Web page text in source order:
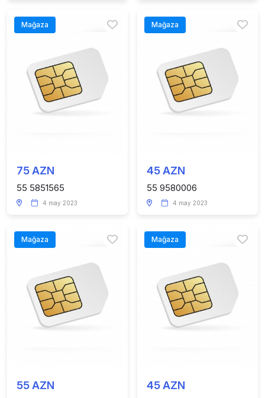
Mağaza
75 AZN
55 5851565
4 may 2023
Mağaza
45 AZN
55 9580006
4 may 2023
Mağaza
55 AZN
Mağaza
45 AZN